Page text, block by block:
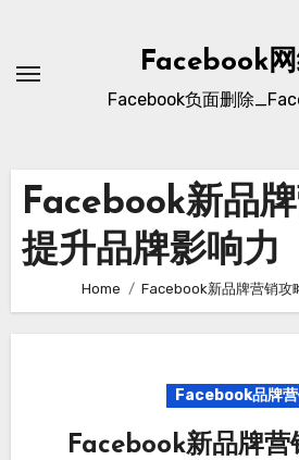
content
Facebook
Facebook负面删除
Facebook新品
提升品牌影响力
Home Facebook新品牌营销攻
Facebook品牌
Facebook新品牌营